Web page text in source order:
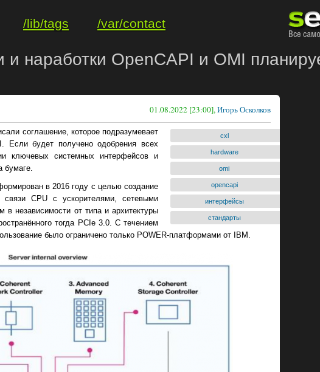
/lib/tags /var/contact
наработки OpenCAPI и OMI
01.08.2022 [23:00],Игорь Осколков
cxl
hardware
omi
opencapi
интерфейсы
стандарты
соглашение, которое подразумевает
Если будет получено одобрения всех
ключевых системных интерфейсов и
бумаге.
в 2016 году с целью создание
связи CPU с ускорителями, сетевыми
независимости от типа и архитектуры
тогда PCIe 3.0. С течением
было ограничено только POWER-платформами от IBM.